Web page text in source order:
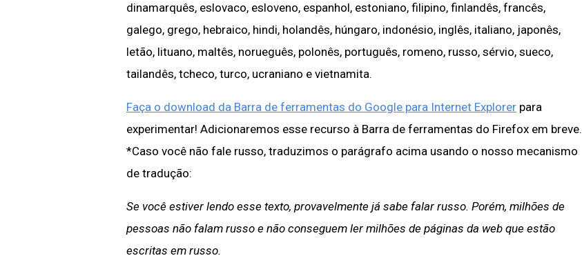
dinamarquês, eslovaco, esloveno, espanhol, estoniano, filipino, finlandês, francês,
galego, grego, hebraico, hindi, holandês, húngaro, indonésio, inglês, italiano, japonês,
letão, lituano, maltês, norueguês, polonês, português, romeno, russo, sérvio, sueco,
tailandês, tcheco, turco, ucraniano e vietnamita.
Faça o download da Barra de ferramentas do Google para Internet Explorer para
experimentar! Adicionaremos esse recurso à Barra de ferramentas do Firefox em breve.
*Caso você não fale russo, traduzimos o parágrafo acima usando o nosso mecanismo
de tradução:
Se você estiver lendo esse texto, provavelmente já sabe falar russo. Porém, milhões de
pessoas não falam russo e não conseguem ler milhões de páginas da web que estão
escritas em russo.